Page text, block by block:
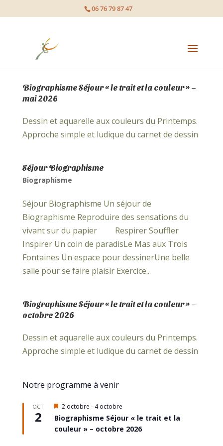
06 76 79 87 47
Biographisme Séjour « le trait et la couleur » –
mai 2026
Dessin et aquarelle aux couleurs du Printemps.
Approche simple et ludique du carnet de dessin
Séjour Biographisme
Biographisme
Séjour Biographisme Un séjour de
Biographisme Reproduire des sensations du
vivant sur du papier Respirer Souffler
Inspirer Un coin de paradisLe Mas aux Trois
Fontaines Un espace pour dessinerUne belle
salle pour se faire plaisir Exercice...
Biographisme Séjour « le trait et la couleur » –
octobre 2026
Dessin et aquarelle aux couleurs du Printemps.
Approche simple et ludique du carnet de dessin
Notre programme à venir
OCT
2
Mis
avant
2 octobre - 4 octobre
Biographisme Séjour « le trait et la
couleur » – octobre 2026